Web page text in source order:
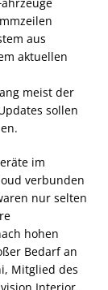
aus
aktuellen
meist der
sollen
im
verbunden
nur selten
hohen
Bedarf an
Mitglied des